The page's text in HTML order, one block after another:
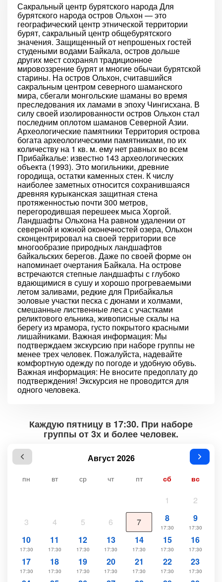
Сакральный центр бурятского народа Для
бурятского народа остров Ольхон — это
географический центр этнической территории
бурят, сакральный центр общебурятского
значения. Защищенный от непрошеных гостей
студеными водами Байкала, остров дольше
других мест сохранял традиционное
мировоззрение бурят и многие обычаи бурятской
старины. На остров Ольхон, считавшийся
сакральным центром северного шаманского
мира, сбегали монгольские шаманы во время
преследования их ламами в эпоху Чингисхана. В
силу своей изолированности остров Ольхон стал
последним оплотом шаманов Северной Азии.
Археологические памятники Территория острова
богата археологическими памятниками, по их
количеству на 1 кв. м. ему нет равных во всем
Прибайкалье: известно 143 археологических
объекта (1993). Это могильники, древние
городища, остатки каменных стен. К числу
наиболее заметных относится сохранившаяся
древняя курыканская защитная стена
протяженностью почти 300 метров,
перегородившая перешеек мыса Хоргой.
Ландшафты Ольхона На равном удалении от
северной и южной оконечностей озера, Ольхон
сконцентрировал на своей территории все
многообразие природных ландшафтов
байкальских берегов. Даже по своей форме он
напоминает очертания Байкала. На острове
встречаются степные ландшафты с глубоко
вдающимися в сушу и хорошо прогреваемыми
летом заливами, редкие для Прибайкалья
эоловые участки песка с дюнами и холмами,
смешанные лиственные леса с участками
реликтового ельника, живописные скалы на
берегу из мрамора, густо покрытого красными
лишайниками. Важная информация: Мы
подтверждаем экскурсию при наборе группы не
менее трех человек. Пожалуйста, надевайте
комфортную одежду по погоде и удобную обувь.
Важная информация: Не вносите предоплату до
подтверждения! Экскурсия не проводится для
одного человека.
Каждую пятницу в 17:30. При наборе
группы от 3х и более человек.
Август 2026
пн вт ср чт пт сб вс
1
2
3
4 5 6 7 8
17:30
9
17:30
10
17:30
11
17:30
12
17:30
13
17:30
14
17:30
15
17:30
16
17:30
17
17:30
18
17:30
19
17:30
20
17:30
21
17:30
22
17:30
23
17:30